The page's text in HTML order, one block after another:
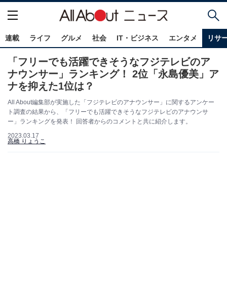
連載 ライフ グルメ 社会 IT・ビジネス エンタメ リサ
「フリーでも活躍できそうなフジテレビのア
ナウンサー」ランキング！ 2位「永島優美」ア
ナを抑えた1位は？
All About編集部が実施した「フジテレビのアナウンサー」に関するアンケー
ト調査の結果から、「フリーでも活躍できそうなフジテレビのアナウンサ
ー」ランキングを発表！ 回答者からのコメントと共に紹介します。
2023.03.17
高橋 りょうこ